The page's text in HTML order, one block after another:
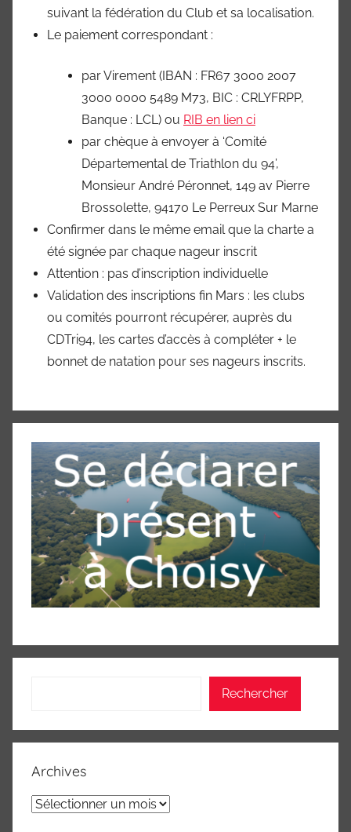
suivant la fédération du Club et sa localisation.
Le paiement correspondant :
par Virement (IBAN : FR67 3000 2007
3000 0000 5489 M73, BIC : CRLYFRPP,
Banque : LCL) ou RIB en lien ci
par chèque à envoyer à ‘Comité
Départemental de Triathlon du 94’,
Monsieur André Péronnet, 149 av Pierre
Brossolette, 94170 Le Perreux Sur Marne
Confirmer dans le même email que la charte a
été signée par chaque nageur inscrit
Attention : pas d’inscription individuelle
Validation des inscriptions fin Mars : les clubs
ou comités pourront récupérer, auprès du
CDTri94, les cartes d’accès à compléter + le
bonnet de natation pour ses nageurs inscrits.
Rechercher
Archives
Archives